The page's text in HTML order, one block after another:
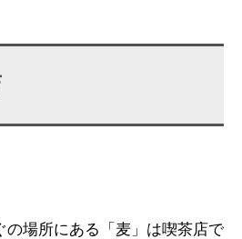
の場所にある「麦」は喫茶店で